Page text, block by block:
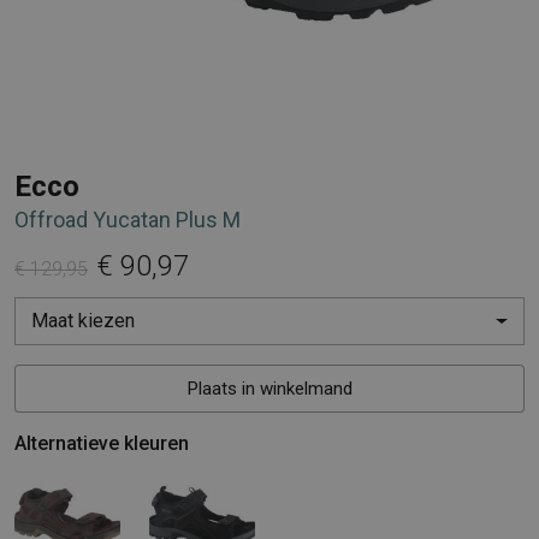
Ecco
Offroad Yucatan Plus M
€ 129,95 € 90,97
Maat kiezen
Plaats in winkelmand
Alternatieve kleuren